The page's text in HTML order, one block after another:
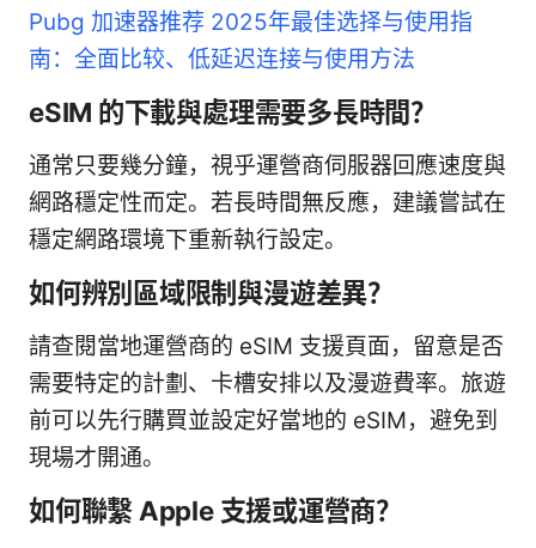
Pubg 加速器推荐 2025年最佳选择与使用指
南：全面比较、低延迟连接与使用方法
eSIM 的下載與處理需要多長時間？
通常只要幾分鐘，視乎運營商伺服器回應速度與
網路穩定性而定。若長時間無反應，建議嘗試在
穩定網路環境下重新執行設定。
如何辨別區域限制與漫遊差異？
請查閱當地運營商的 eSIM 支援頁面，留意是否
需要特定的計劃、卡槽安排以及漫遊費率。旅遊
前可以先行購買並設定好當地的 eSIM，避免到
現場才開通。
如何聯繫 Apple 支援或運營商？